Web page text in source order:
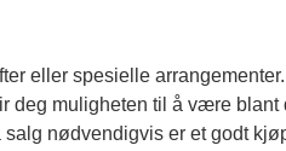
eller spesielle
muligheten til å være
nødvendigvis er et godt